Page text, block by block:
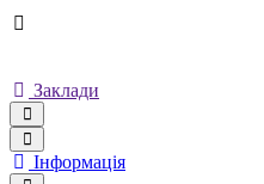
Заклади
Інформація